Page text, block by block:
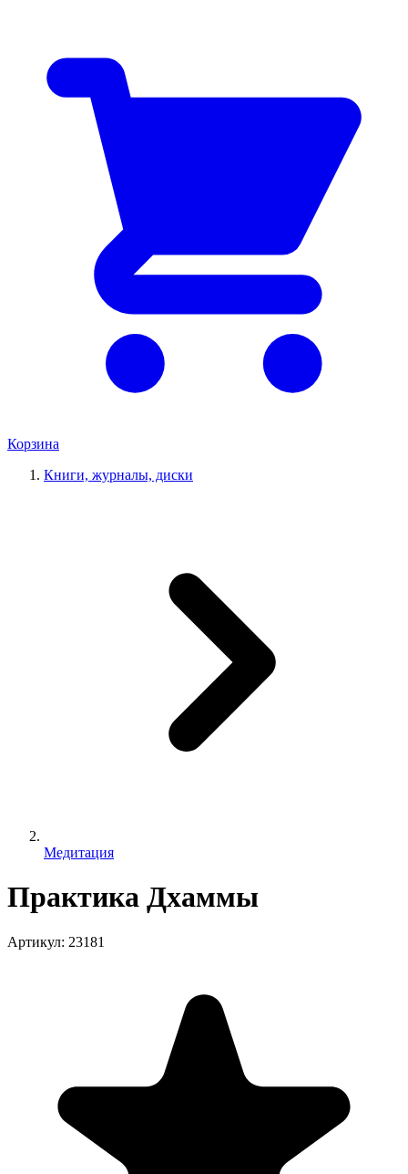
Корзина
Книги, журналы, диски
Медитация
Практика Дхаммы
Артикул: 23181